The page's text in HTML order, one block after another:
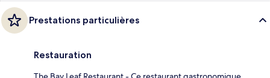
Prestations particulières
Restauration